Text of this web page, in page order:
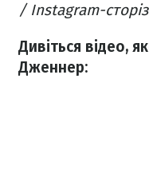
/ Instagram-сторіз
Дивіться відео,
Дженнер: